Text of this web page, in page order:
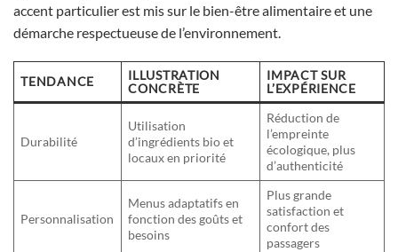
accent particulier est mis sur le bien-être alimentaire et une
démarche respectueuse de l’environnement.
TENDANCE
ILLUSTRATION
CONCRÈTE
IMPACT SUR
L’EXPÉRIENCE
Durabilité
Utilisation
d’ingrédients bio et
locaux en priorité
Réduction de
l’empreinte
écologique, plus
d’authenticité
Personnalisation
Menus adaptatifs en
fonction des goûts et
besoins
Plus grande
satisfaction et
confort des
passagers